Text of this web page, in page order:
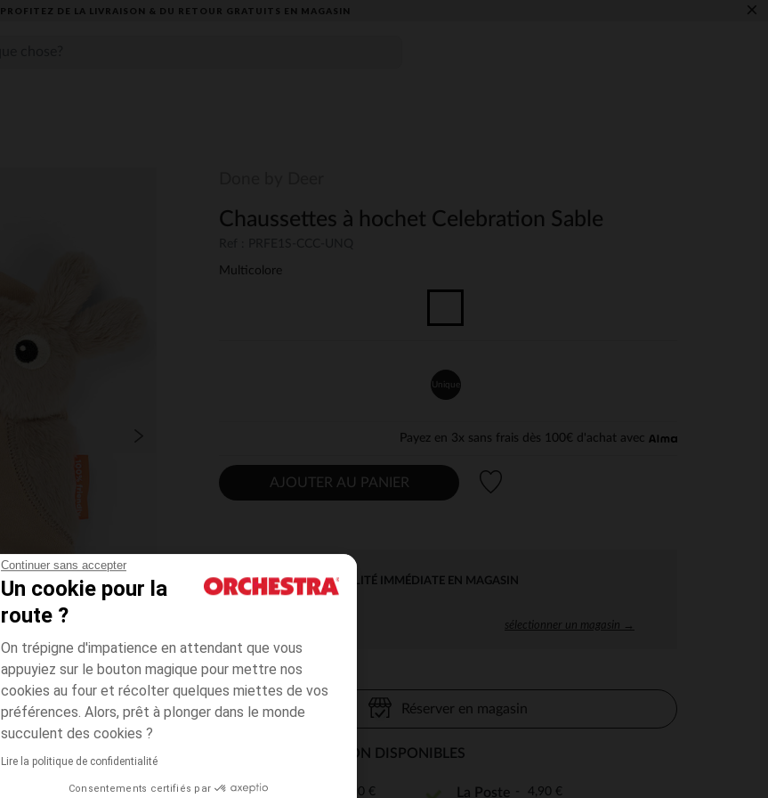
Continuer sans accepter
Un cookie pour la
route ?
On trépigne d'impatience en attendant que vous
appuyiez sur le bouton magique pour mettre nos
cookies au four et récolter quelques miettes de vos
préférences. Alors, prêt à plonger dans le monde
succulent des cookies ?
Lire la politique de confidentialité
Consentements certifiés par
PROFITEZ DE LA LIVRAISON & DU RETOUR GRATUITS EN MAGASIN​ ×
Chaussettes à hochet Celebration Sable
Multicolore
Unique
Payez en 3x sans frais dès 100€ d'achat avec
AJOUTER AU PANIER
DISPONIBILITÉ IMMÉDIATE EN MAGASIN
sélectionner un magasin →
Réserver en magasin
MODES DE LIVRAISON DISPONIBLES
Point Relais 4,90 € La Poste 4,90 €